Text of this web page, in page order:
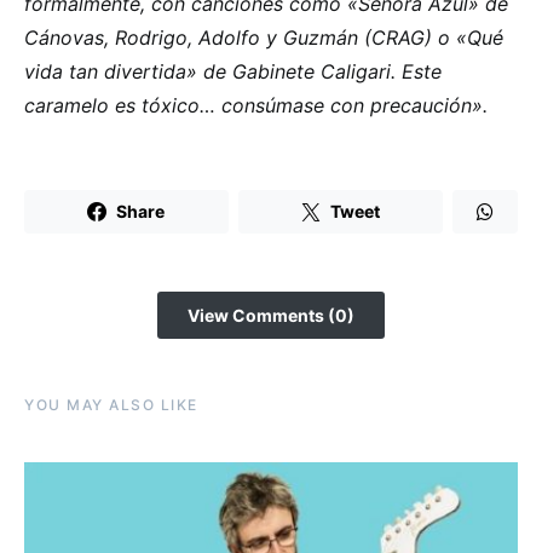
Cánovas, Rodrigo, Adolfo y Guzmán (CRAG) o «Qué
vida tan divertida» de Gabinete Caligari. Este
caramelo es tóxico… consúmase con precaución».
Share Tweet
View Comments (0)
YOU MAY ALSO LIKE